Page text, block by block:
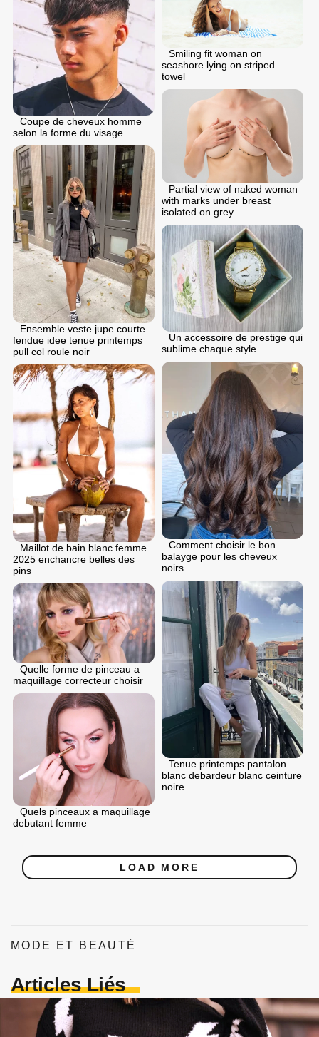
Smiling fit woman on
seashore lying on striped
towel
Coupe de cheveux homme
selon la forme du visage
Partial view of naked woman
with marks under breast
isolated on grey
Ensemble veste jupe courte
fendue idee tenue printemps
pull col roule noir
Un accessoire de prestige qui
sublime chaque style
Comment choisir le bon
balayge pour les cheveux
noirs
Maillot de bain blanc femme
2025 enchancre belles des
pins
Tenue printemps pantalon
blanc debardeur blanc ceinture
noire
Quelle forme de pinceau a
maquillage correcteur choisir
Quels pinceaux a maquillage
debutant femme
LOAD MORE
MODE ET BEAUTÉ
Articles Liés